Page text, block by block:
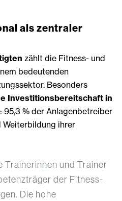
als zentraler
zählt die Fitness- und
bedeutenden
Besonders
Investitionsbereitschaft in
: 95,3 % der Anlagenbetreiber
Weiterbildung ihrer
Trainerinnen und Trainer
der Fitness-
Die hohe